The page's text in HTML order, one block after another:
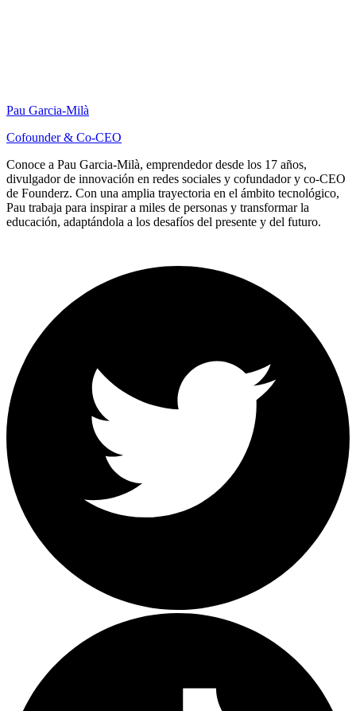
Pau Garcia-Milà
Cofounder & Co-CEO
Conoce a Pau Garcia-Milà, emprendedor desde los 17 años,
divulgador de innovación en redes sociales y cofundador y co-CEO
de Founderz. Con una amplia trayectoria en el ámbito tecnológico,
Pau trabaja para inspirar a miles de personas y transformar la
educación, adaptándola a los desafíos del presente y del futuro.